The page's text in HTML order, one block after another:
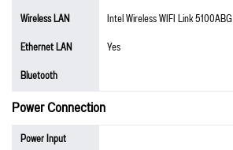
Wireless LAN
Intel Wireless WIFI Link 5100ABG
Ethernet LAN
Yes
Bluetooth
Power Connection
Power Input